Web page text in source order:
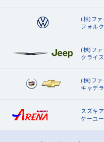
(株)フ
フォル
(株)フ
クライ
(株)フ
キャデ
スズキ
ケーユ